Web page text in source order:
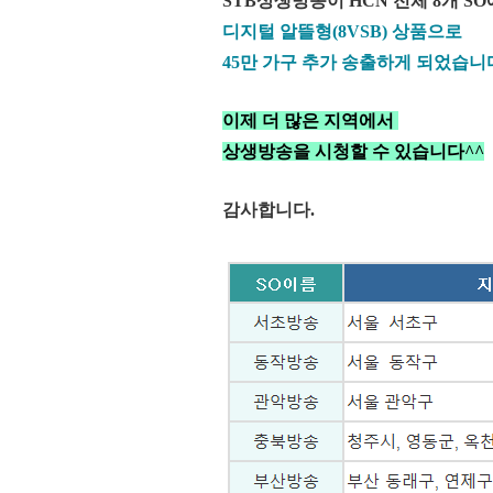
디지털 알뜰형(8VSB) 상품으로
45만 가구 추가 송출하게 되었습니
이제 더 많은 지역에서
상생방송을 시청할 수 있습니다^^
감사합니다.